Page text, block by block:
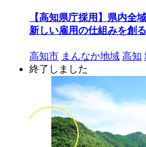
【高知県庁採用】県内全
新しい雇用の仕組みを創る
高知市 まんなか地域 高知
終了しました